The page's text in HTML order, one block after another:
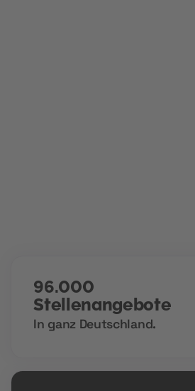
96.000
Stellenangebote
In ganz Deutschland.